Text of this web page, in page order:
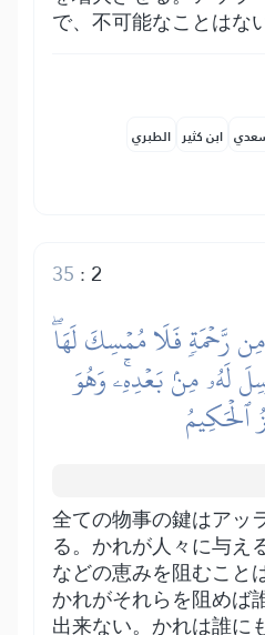
で、不可能なことはな
ابن كثير الطبري
2
:
35
رَّحۡمَةٖ فَلَا مُمۡسِكَ لَهَاۖ
لَهُۥ مِنۢ بَعۡدِهِۦۚ وَهُوَ
ٱلۡحَكِيمُ
全ての物事の鍵はアッ
る。かれが人々に与え
などの恵みを阻むこと
かれがそれらを阻めば
出来ない。かれは誰に